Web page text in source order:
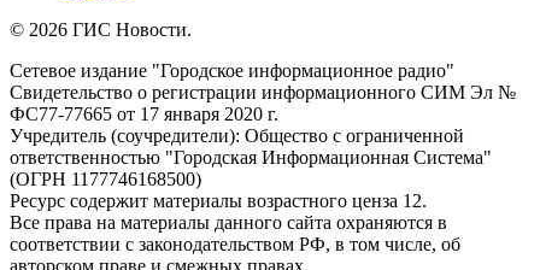
© 2026 ГИС Новости.
Сетевое издание "Городское информационное радио"
Свидетельство о регистрации информационного СИМ Эл №
ФС77-77665 от 17 января 2020 г.
Учредитель (соучредители): Общество с ограниченной
ответственностью "Городская Информационная Система"
(ОГРН 1177746168500)
Ресурс содержит материалы возрастного ценза 12.
Все права на материалы данного сайта охраняются в
соответствии с законодательством РФ, в том числе, об
авторском праве и смежных правах.